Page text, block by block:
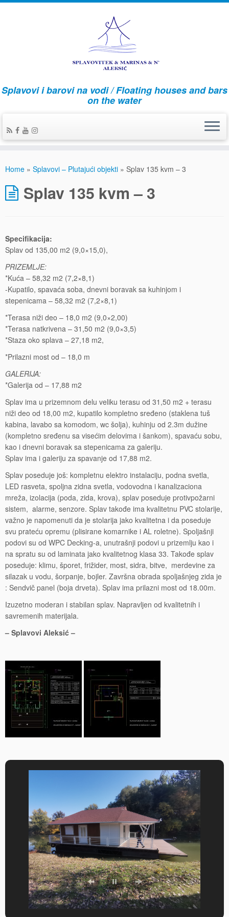
Splavovi i barovi na vodi / Floating houses and bars
on the water
Home » Splavovi – Plutajući objekti » Splav 135 kvm – 3
Splav 135 kvm – 3
Specifikacija:
Splav od 135,00 m2 (9,0×15,0),
PRIZEMLJE:
*Kuća – 58,32 m2 (7,2×8,1)
-Kupatilo, spavaća soba, dnevni boravak sa kuhinjom i
stepenicama – 58,32 m2 (7,2×8,1)
*Terasa niži deo – 18,0 m2 (9,0×2,00)
*Terasa natkrivena – 31,50 m2 (9,0×3,5)
*Staza oko splava – 27,18 m2,
*Prilazni most od – 18,0 m
GALERIJA:
*Galerija od – 17,88 m2
Splav ima u prizemnom delu veliku terasu od 31,50 m2 + terasu
niži deo od 18,00 m2, kupatilo kompletno sređeno (staklena tuš
kabina, lavabo sa komodom, wc šolja), kuhinju od 2.3m dužine
(kompletno sređenu sa visećim delovima i šankom), spavaću sobu,
kao i dnevni boravak sa stepenicama za galeriju.
Splav ima i galeriju za spavanje od 17,88 m2.
Splav poseduje još: kompletnu elektro instalaciju, podna svetla,
LED rasveta, spoljna zidna svetla, vodovodna i kanalizaciona
mreža, izolacija (poda, zida, krova), splav poseduje protivpožarni
sistem, alarme, senzore. Splav takođe ima kvalitetnu PVC stolarije,
važno je napomenuti da je stolarija jako kvalitetna i da poseduje
svu prateću opremu (plisirane komarnike i AL roletne). Spoljašnji
podovi su od WPC Decking-a, unutrašnji podovi u prizemlju kao i
na spratu su od laminata jako kvalitetnog klasa 33. Takođe splav
poseduje: klimu, šporet, frižider, most, sidra, bitve, merdevine za
silazak u vodu, šorpanje, bojler. Završna obrada spoljašnjeg zida je
: Sendvič panel (boja drveta). Splav ima prilazni most od 18.00m.
Izuzetno moderan i stabilan splav. Napravljen od kvalitetnih i
savremenih materijala.
– Splavovi Aleksić –